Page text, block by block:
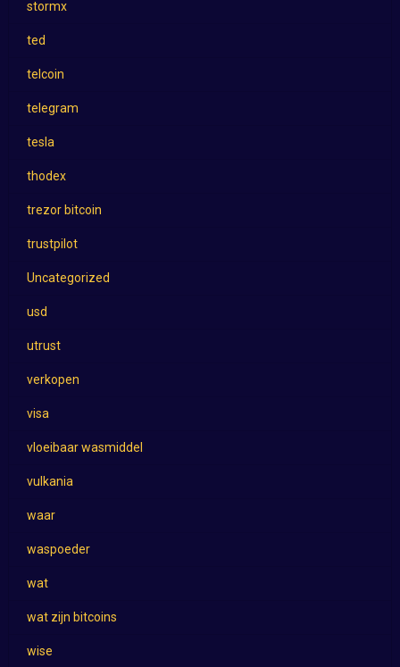
stormx
ted
telcoin
telegram
tesla
thodex
trezor bitcoin
trustpilot
Uncategorized
usd
utrust
verkopen
visa
vloeibaar wasmiddel
vulkania
waar
waspoeder
wat
wat zijn bitcoins
wise